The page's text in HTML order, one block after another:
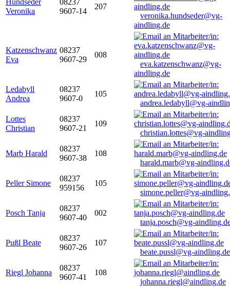
Hundseder
Veronika
08237
9607-14
207
veronika.hundseder@vg-
aindling.de
Katzenschwanz
Eva
08237
9607-29
008
eva.katzenschwanz@vg-
aindling.de
Ledabyll
Andrea
08237
9607-0
105
andrea.ledabyll@vg-
Lottes
Christian
08237
9607-21
109
christian.lottes@vg-
Marb Harald
08237
9607-38
108
harald.marb@vg-
Peller Simone
08237
959156
105
simone.peller@vg-
Posch Tanja
08237
9607-40
002
tanja.posch@vg-
Pußl Beate
08237
9607-26
107
beate.pussl@vg-aindling.de
Riegl Johanna
08237
9607-41
108
johanna.riegl@aindling.de